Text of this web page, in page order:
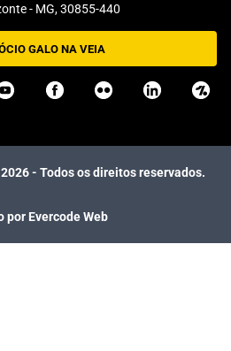
- MG, 30855-440
GALO NA VEIA
2026- Todos os direitos reservados.
por Evercode Web